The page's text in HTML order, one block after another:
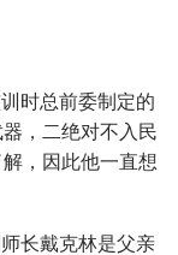
时总前委制定的
，二绝对不入民
，因此他一直想
长戴克林是父亲